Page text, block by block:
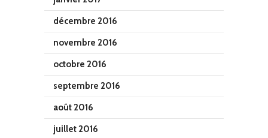
décembre 2016
novembre 2016
octobre 2016
septembre 2016
août 2016
juillet 2016